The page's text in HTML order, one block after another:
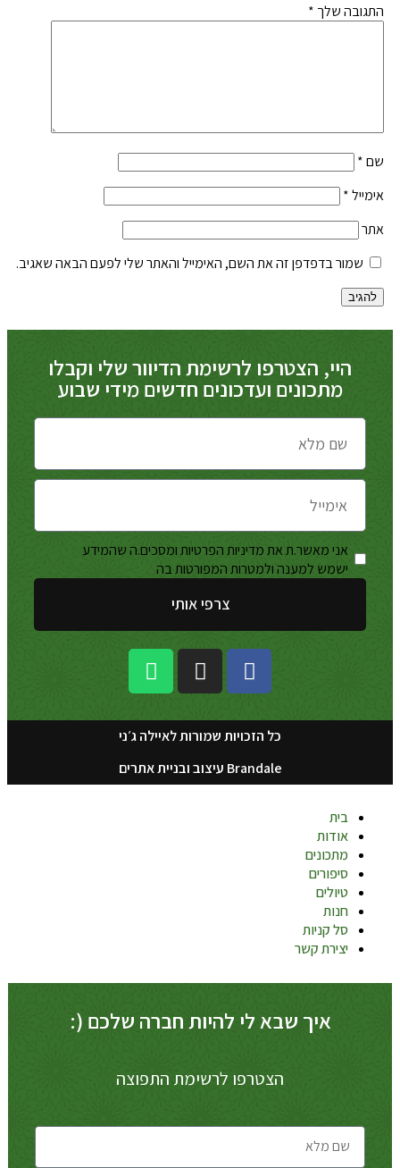
התגובה שלך *
שם*
אימייל*
אתר
שמור בדפדפן זה את השם, האימייל והאתר שלי לפעם הבאה שאגיב.
היי, הצטרפו לרשימת הדיוור שלי וקבלו
מתכונים ועדכונים חדשים מידי שבוע
אני מאשר.ת את מדיניות הפרטיות ומסכים.ה שהמידע
ישמש למענה ולמטרות המפורטות בה
צרפי אותי
כל הזכויות שמורות לאיילה ג׳ני
Brandale עיצוב ובניית אתרים
בית
אודות
מתכונים
סיפורים
טיולים
חנות
סל קניות
יצירת קשר
איך שבא לי להיות חברה שלכם (:
הצטרפו לרשימת התפוצה